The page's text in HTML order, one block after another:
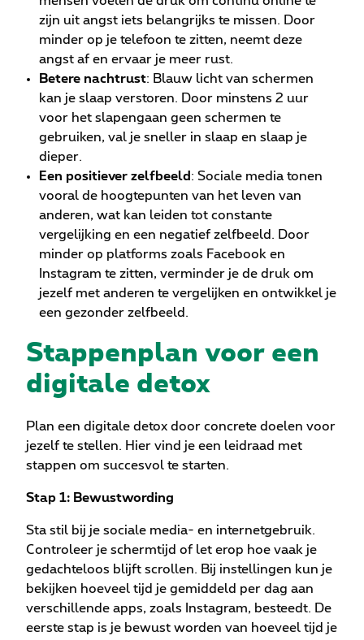
zijn uit angst iets belangrijks te missen. Door
minder op je telefoon te zitten, neemt deze
angst af en ervaar je meer rust.
Betere nachtrust: Blauw licht van schermen
kan je slaap verstoren. Door minstens 2 uur
voor het slapengaan geen schermen te
gebruiken, val je sneller in slaap en slaap je
dieper.
Een positiever zelfbeeld : Sociale media tonen
vooral de hoogtepunten van het leven van
anderen, wat kan leiden tot constante
vergelijking en een negatief zelfbeeld. Door
minder op platforms zoals Facebook en
Instagram te zitten, verminder je de druk om
jezelf met anderen te vergelijken en ontwikkel je
een gezonder zelfbeeld.
Stappenplan voor een
digitale detox
Plan een digitale detox door concrete doelen voor
jezelf te stellen. Hier vind je een leidraad met
stappen om succesvol te starten.
Stap 1: Bewustwording
Sta stil bij je sociale media- en internetgebruik.
Controleer je schermtijd of let erop hoe vaak je
gedachteloos blijft scrollen. Bij instellingen kun je
bekijken hoeveel tijd je gemiddeld per dag aan
verschillende apps, zoals Instagram, besteedt. De
eerste stap is je bewust worden van hoeveel tijd je